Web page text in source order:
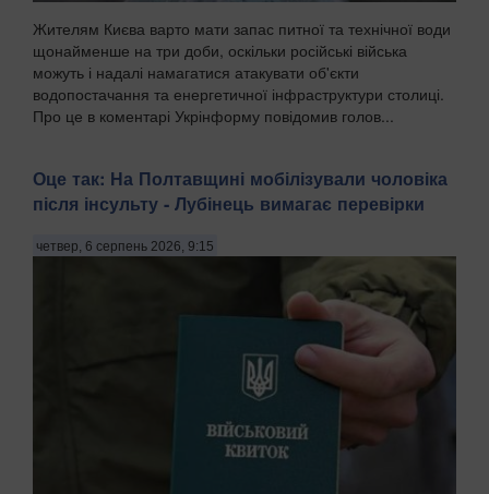
Жителям Києва варто мати запас питної та технічної води
щонайменше на три доби, оскільки російські війська
можуть і надалі намагатися атакувати об'єкти
водопостачання та енергетичної інфраструктури столиці.
Про це в коментарі Укрінформу повідомив голов...
Оце так: На Полтавщині мобілізували чоловіка
після інсульту - Лубінець вимагає перевірки
четвер, 6 серпень 2026, 9:15